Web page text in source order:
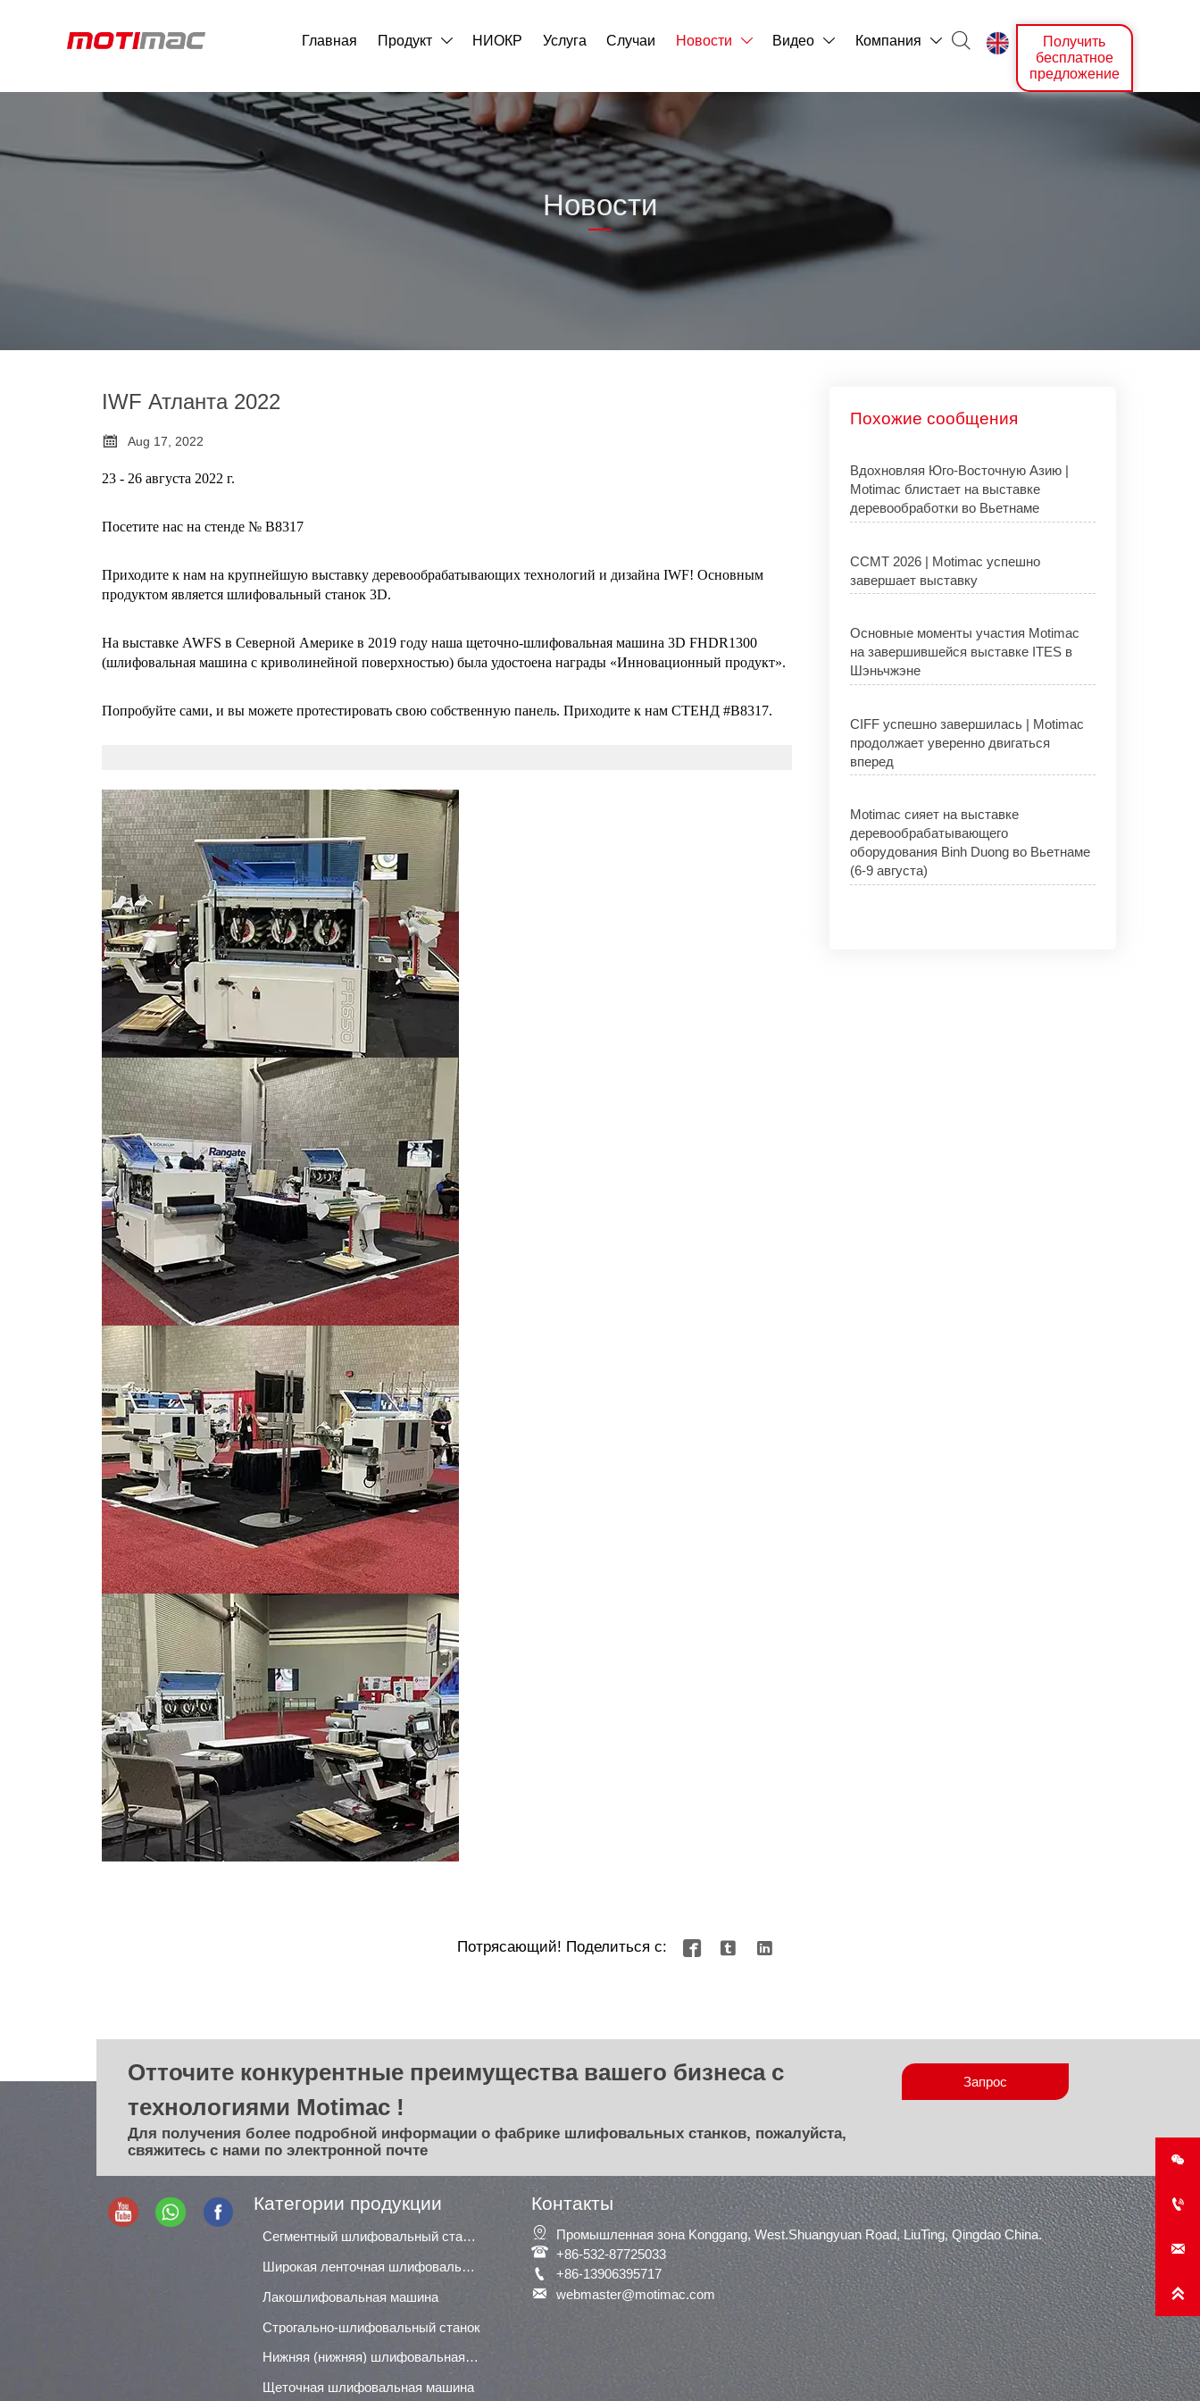
Главная Продукт  НИОКР Услуга Случаи Новости  Видео  Компания   
Получить
бесплатное
предложение
Новости
IWF Атланта 2022
 Aug 17, 2022
23 - 26 августа 2022 г.
Посетите нас на стенде № B8317
Приходите к нам на крупнейшую выставку деревообрабатывающих технологий и дизайна IWF! Основным
продуктом является шлифовальный станок 3D.
На выставке AWFS в Северной Америке в 2019 году наша щеточно-шлифовальная машина 3D FHDR1300
(шлифовальная машина с криволинейной поверхностью) была удостоена награды «Инновационный продукт».
Попробуйте сами, и вы можете протестировать свою собственную панель. Приходите к нам СТЕНД #B8317.
Потрясающий! Поделиться с:   
Похожие сообщения
Вдохновляя Юго-Восточную Азию |
Motimac блистает на выставке
деревообработки во Вьетнаме
CCMT 2026 | Motimac успешно
завершает выставку
Основные моменты участия Motimac
на завершившейся выставке ITES в
Шэньчжэне
CIFF успешно завершилась | Motimac
продолжает уверенно двигаться
вперед
Motimac сияет на выставке
деревообрабатывающего
оборудования Binh Duong во Вьетнаме
(6-9 августа)
Отточите конкурентные преимущества вашего бизнеса с
технологиями Motimac !
Для получения более подробной информации о фабрике шлифовальных станков, пожалуйста,
свяжитесь с нами по электронной почте
Запрос
Категории продукции
Сегментный шлифовальный станок
Широкая ленточная шлифовальная машина / шлифовальная машина
Лакошлифовальная машина
Строгально-шлифовальный станок
Нижняя (нижняя) шлифовальная машина
Щеточная шлифовальная машина
Контакты
 Промышленная зона Konggang, West.Shuangyuan Road, LiuTing, Qingdao China.
 +86-532-87725033
 +86-13906395717
 webmaster@motimac.com



